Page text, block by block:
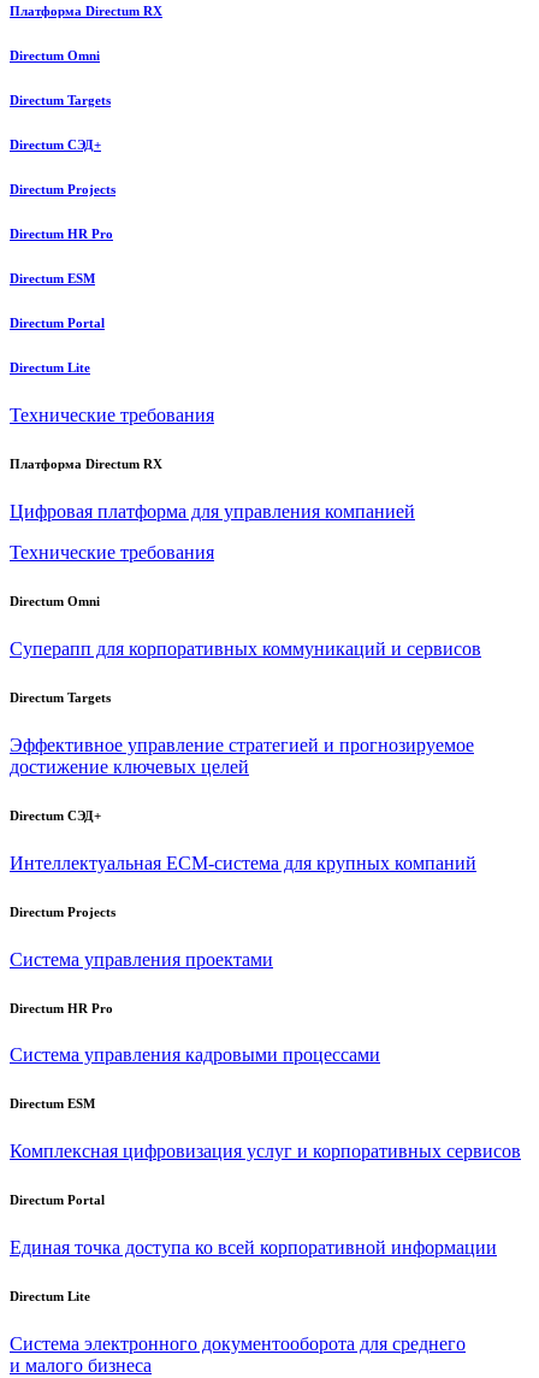
Платформа Directum RX
Directum Omni
Directum Targets
Directum СЭД+
Directum Projects
Directum HR Pro
Directum ESM
Directum Portal
Directum Lite
Технические требования
Платформа Directum RX
Цифровая платформа для управления компанией
Технические требования
Directum Omni
Суперапп для корпоративных коммуникаций и сервисов
Directum Targets
Эффективное управление стратегией и прогнозируемое
достижение ключевых целей
Directum СЭД+
Интеллектуальная ECM-система для крупных компаний
Directum Projects
Система управления проектами
Directum HR Pro
Система управления кадровыми процессами
Directum ESM
Комплексная цифровизация услуг и корпоративных сервисов
Directum Portal
Единая точка доступа ко всей корпоративной информации
Directum Lite
Система электронного документооборота для среднего
и малого бизнеса